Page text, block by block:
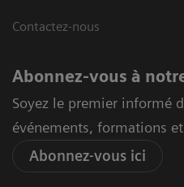
Contactez-nous
Abonnez-vous à
Soyez le premier informé
événements, formations
Abonnez-vous ici